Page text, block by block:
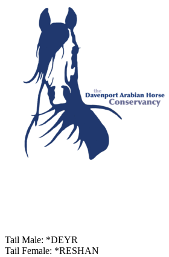
Tail Male: *DEYR
Tail Female: *RESHAN